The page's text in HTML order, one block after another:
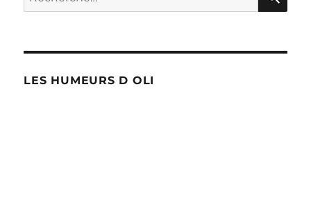
pour :
LES HUMEURS D OLI